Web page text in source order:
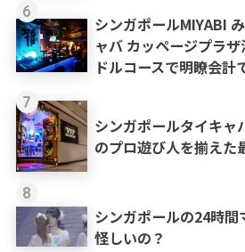
6
シンガポールMIYABI
ャバ カッページプラ
ドルコースで明瞭会計
7
シンガポールタイキャ
のプロ遊び人を揃えた
8
シンガポールの24時
怪しいの？